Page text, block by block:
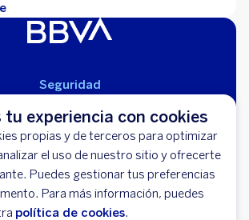
tu experiencia con cookies
propias y de terceros para optimizar
el uso de nuestro sitio y ofrecerte
Puedes gestionar tus preferencias
Para más información, puedes
política de cookies.
Seguridad
Generales de Contratación
Mapa del Sitio
Políticas de Privacidad
Libro de Reclamaciones
Perú - RUC 20100130204